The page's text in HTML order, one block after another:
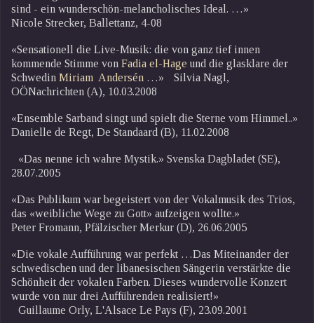
sind - ein wunderschön-melancholisches Ideal. …»
Nicole Strecker, Ballettanz, 4-08
«Sensationell die Live-Musik: die von ganz tief innen
kommende Stimme von Fadia el-Hage und die glasklare der
Schwedin Miriam Andersén …» Silvia Nagl,
OÖNachrichten (A), 10.03.2008
«Ensemble Sarband singt und spielt die Sterne vom Himmel..»
Danielle de Regt, De Standaard (B), 11.02.2008
«Das nenne ich wahre Mystik.» Svenska Dagbladet (SE),
28.07.2005
«Das Publikum war begeistert von der Vokalmusik des Trios,
das «weibliche Wege zu Gott» aufzeigen wollte.»
Peter Fromann, Pfälzischer Merkur (D), 26.06.2005
«Die vokale Aufführung war perfekt …Das Miteinander der
schwedischen und der libanesischen Sängerin verstärkte die
Schönheit der vokalen Farben. Dieses wundervolle Konzert
wurde von nur drei Aufführenden realisiert!»
Guillaume Orly, L'Alsace Le Pays (F), 23.09.2001